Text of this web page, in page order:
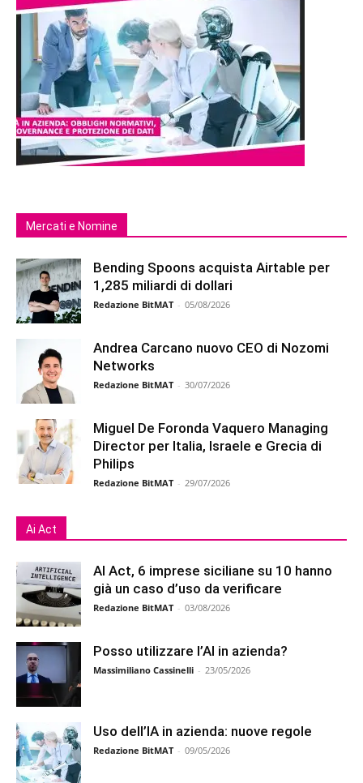
Mercati e Nomine
Bending Spoons acquista Airtable per
1,285 miliardi di dollari
Redazione BitMAT - 05/08/2026
Andrea Carcano nuovo CEO di Nozomi
Networks
Redazione BitMAT - 30/07/2026
Miguel De Foronda Vaquero Managing
Director per Italia, Israele e Grecia di
Philips
Redazione BitMAT - 29/07/2026
Ai Act
AI Act, 6 imprese siciliane su 10 hanno
già un caso d’uso da verificare
Redazione BitMAT - 03/08/2026
Posso utilizzare l’AI in azienda?
Massimiliano Cassinelli - 23/05/2026
Uso dell’IA in azienda: nuove regole
Redazione BitMAT - 09/05/2026